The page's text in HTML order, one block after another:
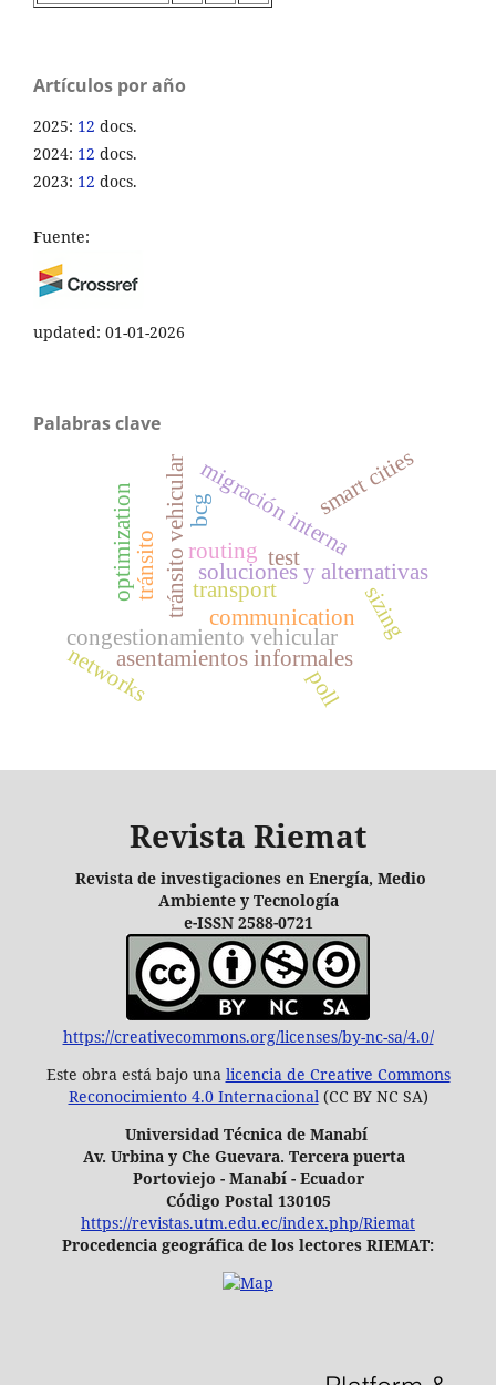
Artículos por año
2025: 12 docs.
2024: 12 docs.
2023: 12 docs.
Fuente:
updated: 01-01-2026
Palabras clave
tránsitotránsito vehicular
congestionamiento vehicular
soluciones y alternativas
migración interna
asentamientos informales
communication
networks
optimization routing
sizing
smart cities
transport
poll
test
bcg
Revista Riemat
Revista de investigaciones en Energía, Medio
Ambiente y Tecnología
e-ISSN 2588-0721
https://creativecommons.org/licenses/by-nc-sa/4.0/
Este obra está bajo una licencia de Creative Commons
Reconocimiento 4.0 Internacional (CC BY NC SA)
Universidad Técnica de Manabí
Av. Urbina y Che Guevara. Tercera puerta
Portoviejo - Manabí - Ecuador
Código Postal 130105
https://revistas.utm.edu.ec/index.php/Riemat
Procedencia geográfica de los lectores RIEMAT: